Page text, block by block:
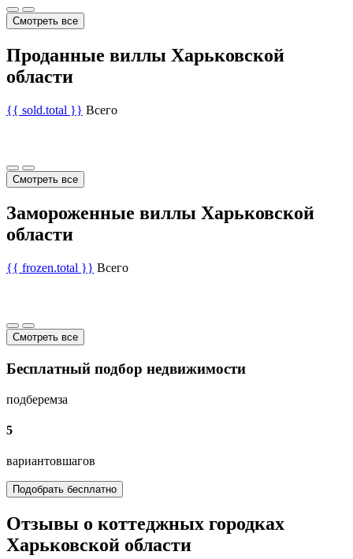
Смотреть все
Проданные виллы Харьковской
области
{{ sold.total }} Всего
Смотреть все
Замороженные виллы Харьковской
области
{{ frozen.total }} Всего
Смотреть все
Бесплатный подбор недвижимости
подберемза
5
вариантовшагов
Подобрать бесплатно
Отзывы о коттеджных городках
Харьковской области